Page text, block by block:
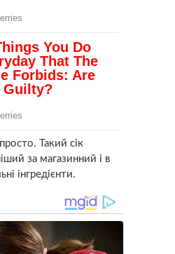
Такий сік
за магазинний і в
інгредієнти.